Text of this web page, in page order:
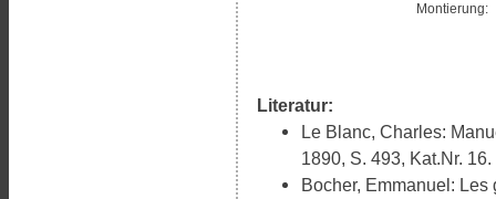
Montierung:
Literatur:
Le Blanc, Charles:
1890, S. 493, Kat.Nr. 16.
Bocher, Emmanuel: